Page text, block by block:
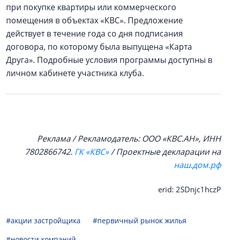
при покупке квартиры или коммерческого
помещения в объектах «КВС». Предложение
действует в течение года со дня подписания
договора, по которому была выпущена «Карта
Друга». Подробные условия программы доступны в
личном кабинете участника клуба.
Реклама / Рекламодатель: ООО «КВС.АН», ИНН
7802866742. ГК «КВС»/ Проектные декларации на
наш.дом.рф
erid: 2SDnjc1hczP
#акции застройщика
#первичный рынок жилья